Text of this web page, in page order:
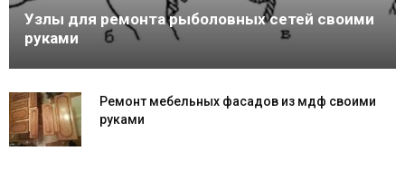
Узлы для ремонта рыболовных сетей своими
руками
Ремонт мебельных фасадов из мдф своими
руками